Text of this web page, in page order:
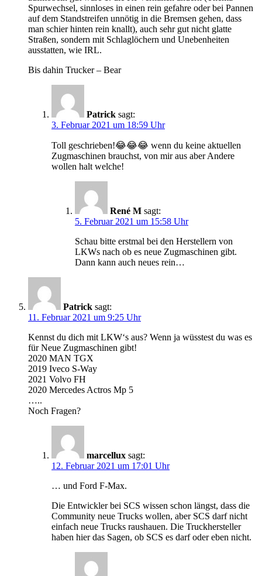
Spurwechsel, sinnloses in einen rein gefahre oder bei Pannen
auf dem Standstreifen unnötig in die Bremsen gehen, dass
man schier hinten rein knallt), auch sehr gut nicht glatte
Straßen, sondern mit Schlaglöchern und Unebenheiten
ausstatten, wie IRL.
Bis dahin Trucker – Bear
Patrick sagt:
3. Februar 2021 um 18:59 Uhr
Toll geschrieben!😂😂😂 wenn du keine aktuellen
Zugmaschinen brauchst, von mir aus aber Andere
wollen halt welche!
René M sagt:
5. Februar 2021 um 15:58 Uhr
Schau bitte erstmal bei den Herstellern von
LKWs nach ob es neue Zugmaschinen gibt.
Dann kann auch neues rein…
Patrick sagt:
11. Februar 2021 um 9:25 Uhr
Kennst du dich mit LKW‘s aus? Wenn ja wüsstest du was es
für Neue Zugmaschinen gibt!
2020 MAN TGX
2019 Iveco S-Way
2021 Volvo FH
2020 Mercedes Actros Mp 5
…..
Noch Fragen?
marcellux sagt:
12. Februar 2021 um 17:01 Uhr
… und Ford F-Max.
Die Entwickler bei SCS wissen schon längst, dass die
Community neue Trucks wollen, aber SCS darf nicht
einfach neue Trucks raushauen. Die Truckhersteller
haben hier das Sagen, ob SCS es darf oder eben nicht.